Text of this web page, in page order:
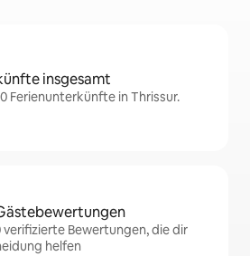
insgesamt
Ferienunterkünfte in Thrissur.
verifizierte Bewertungen, die dir
helfen